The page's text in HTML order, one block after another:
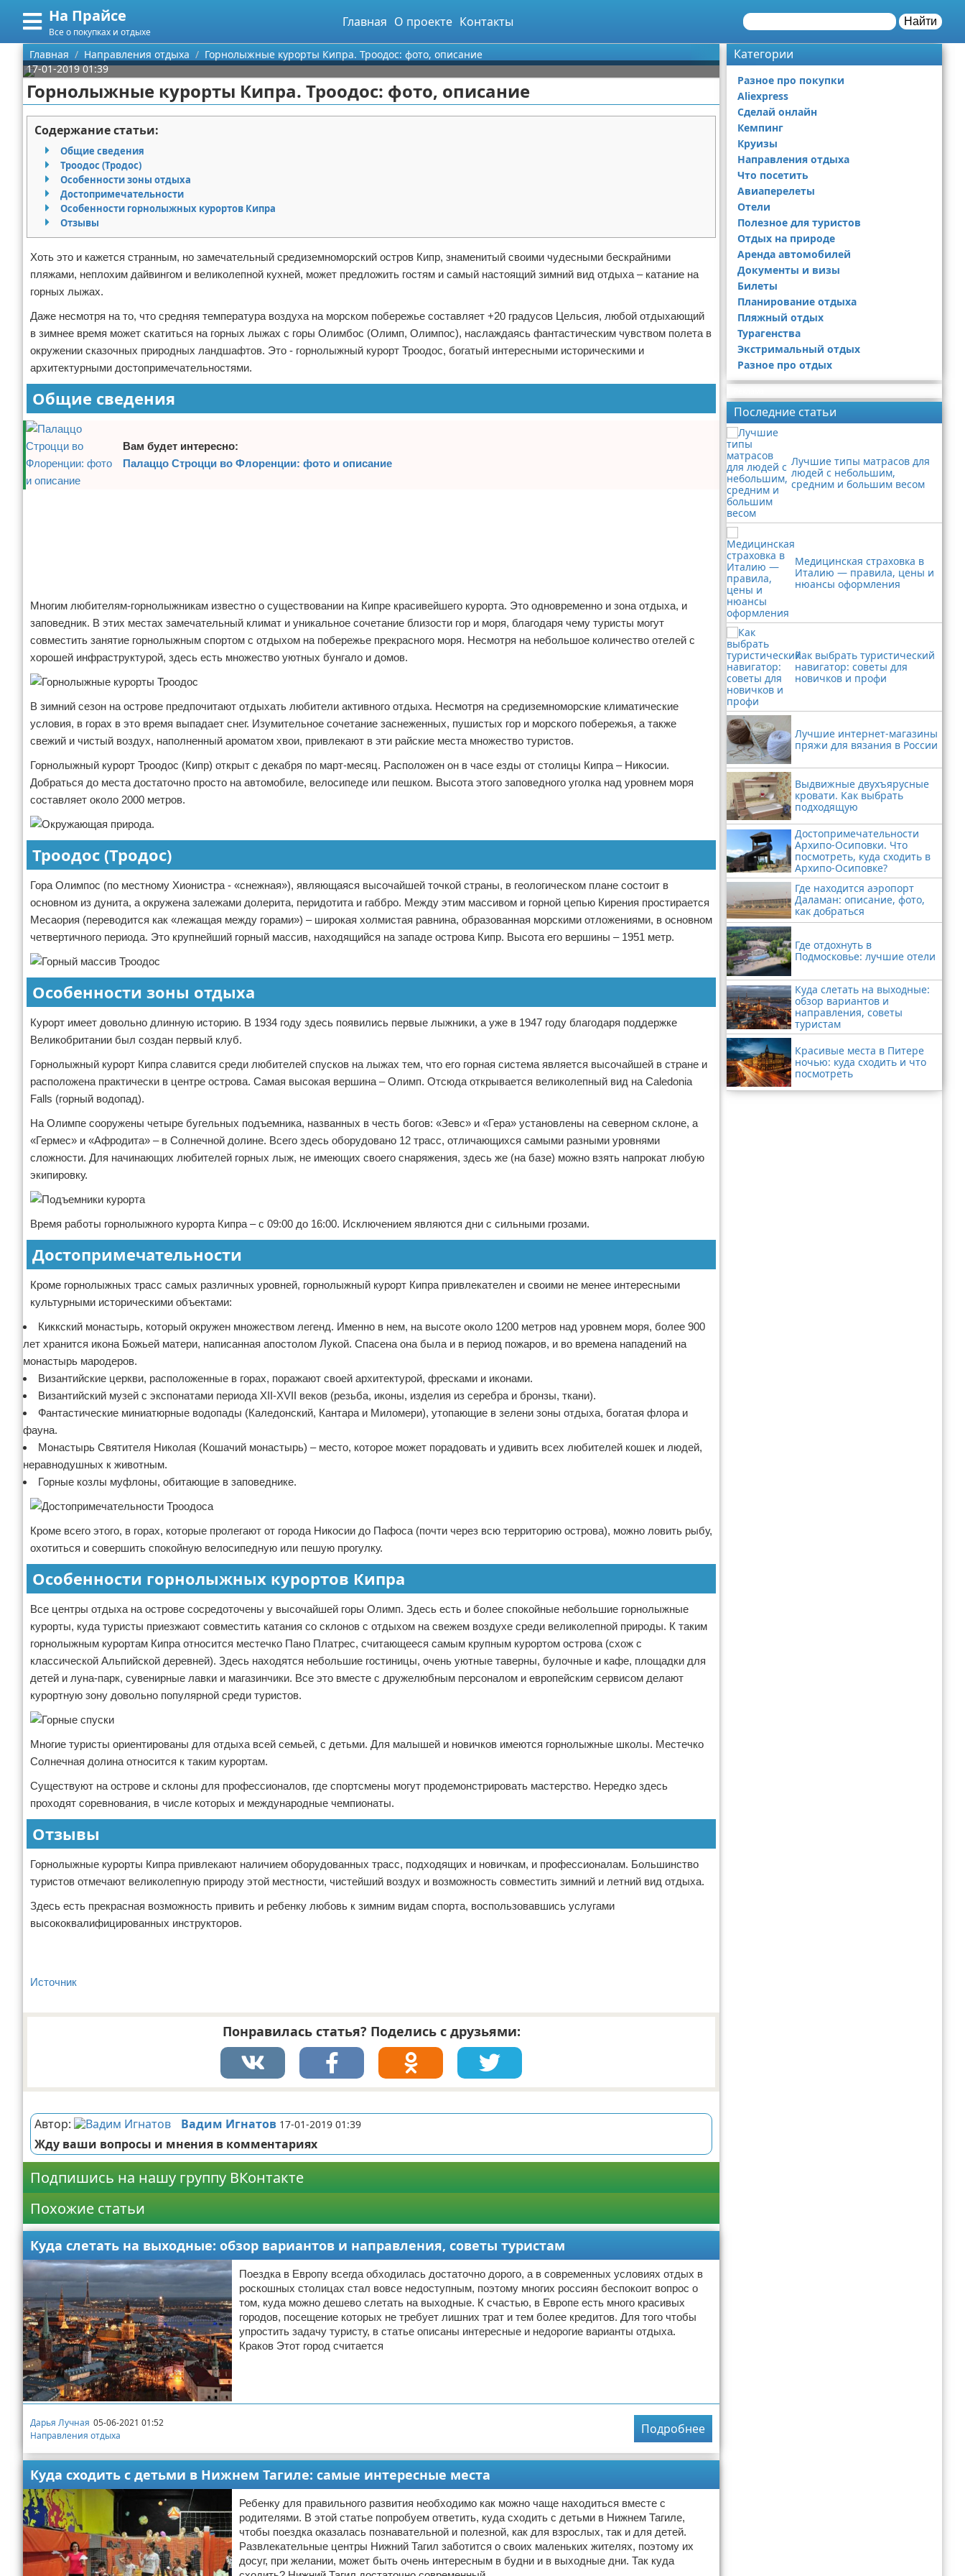
На Прайсе
Все о покупках и отдыхе
Главная О проекте Контакты Найти
Меню
Главная
Категории
Разное про покупки
Aliexpress
Сделай онлайн
Кемпинг
Направления отдыха
Что посетить
Авиаперелеты
Отели
Полезное для туристов
Отдых на природе
Аренда автомобилей
Пляжный отдых
Турагенства
Экстримальный отдых
Разное про отдых
Поиск
О проекте
Контакты
Сотрудничество
Для правообладателей
Условия предоставления информации
Отказ от ответственности
Главная Направления отдыха
Горнолыжные курорты Кипра. Троодос: фото, описание
17-01-2019 01:39
Горнолыжные курорты Кипра. Троодос: фото, описание
Содержание статьи:
Общие сведения
Троодос (Тродос)
Особенности зоны отдыха
Достопримечательности
Особенности горнолыжных курортов Кипра
Отзывы
Хоть это и кажется странным, но замечательный средиземноморский остров Кипр, знаменитый своими чудесными бескрайними
пляжами, неплохим дайвингом и великолепной кухней, может предложить гостям и самый настоящий зимний вид отдыха – катание на
горных лыжах.
Даже несмотря на то, что средняя температура воздуха на морском побережье составляет +20 градусов Цельсия, любой отдыхающий
в зимнее время может скатиться на горных лыжах с горы Олимбос (Олимп, Олимпос), наслаждаясь фантастическим чувством полета в
окружении сказочных природных ландшафтов. Это - горнолыжный курорт Троодос, богатый интересными историческими и
архитектурными достопримечательностями.
Общие сведения
Вам будет интересно:
Палаццо Строцци во Флоренции: фото и описание
Многим любителям-горнолыжникам известно о существовании на Кипре красивейшего курорта. Это одновременно и зона отдыха, и
заповедник. В этих местах замечательный климат и уникальное сочетание близости гор и моря, благодаря чему туристы могут
совместить занятие горнолыжным спортом с отдыхом на побережье прекрасного моря. Несмотря на небольшое количество отелей с
хорошей инфраструктурой, здесь есть множество уютных бунгало и домов.
В зимний сезон на острове предпочитают отдыхать любители активного отдыха. Несмотря на средиземноморские климатические
условия, в горах в это время выпадает снег. Изумительное сочетание заснеженных, пушистых гор и морского побережья, а также
свежий и чистый воздух, наполненный ароматом хвои, привлекают в эти райские места множество туристов.
Горнолыжный курорт Троодос (Кипр) открыт с декабря по март-месяц. Расположен он в часе езды от столицы Кипра – Никосии.
Добраться до места достаточно просто на автомобиле, велосипеде или пешком. Высота этого заповедного уголка над уровнем моря
составляет около 2000 метров.
Троодос (Тродос)
Гора Олимпос (по местному Хионистра - «снежная»), являющаяся высочайшей точкой страны, в геологическом плане состоит в
основном из дунита, а окружена залежами долерита, перидотита и габбро. Между этим массивом и горной цепью Кирения простирается
Месаория (переводится как «лежащая между горами») – широкая холмистая равнина, образованная морскими отложениями, в основном
четвертичного периода. Это крупнейший горный массив, находящийся на западе острова Кипр. Высота его вершины – 1951 метр.
Особенности зоны отдыха
Курорт имеет довольно длинную историю. В 1934 году здесь появились первые лыжники, а уже в 1947 году благодаря поддержке
Великобритании был создан первый клуб.
Горнолыжный курорт Кипра славится среди любителей спусков на лыжах тем, что его горная система является высочайшей в стране и
расположена практически в центре острова. Самая высокая вершина – Олимп. Отсюда открывается великолепный вид на Caledonia
Falls (горный водопад).
На Олимпе сооружены четыре бугельных подъемника, названных в честь богов: «Зевс» и «Гера» установлены на северном склоне, а
«Гермес» и «Афродита» – в Солнечной долине. Всего здесь оборудовано 12 трасс, отличающихся самыми разными уровнями
сложности. Для начинающих любителей горных лыж, не имеющих своего снаряжения, здесь же (на базе) можно взять напрокат любую
экипировку.
Время работы горнолыжного курорта Кипра – с 09:00 до 16:00. Исключением являются дни с сильными грозами.
Достопримечательности
Кроме горнолыжных трасс самых различных уровней, горнолыжный курорт Кипра привлекателен и своими не менее интересными
культурными историческими объектами:
Киккский монастырь, который окружен множеством легенд. Именно в нем, на высоте около 1200 метров над уровнем моря, более 900
лет хранится икона Божьей матери, написанная апостолом Лукой. Спасена она была и в период пожаров, и во времена нападений на
монастырь мародеров.
Византийские церкви, расположенные в горах, поражают своей архитектурой, фресками и иконами.
Византийский музей с экспонатами периода XII-XVII веков (резьба, иконы, изделия из серебра и бронзы, ткани).
Фантастические миниатюрные водопады (Каледонский, Кантара и Миломери), утопающие в зелени зоны отдыха, богатая флора и
фауна.
Монастырь Святителя Николая (Кошачий монастырь) – место, которое может порадовать и удивить всех любителей кошек и людей,
неравнодушных к животным.
Горные козлы муфлоны, обитающие в заповеднике.
Кроме всего этого, в горах, которые пролегают от города Никосии до Пафоса (почти через всю территорию острова), можно ловить рыбу,
охотиться и совершить спокойную велосипедную или пешую прогулку.
Особенности горнолыжных курортов Кипра
Все центры отдыха на острове сосредоточены у высочайшей горы Олимп. Здесь есть и более спокойные небольшие горнолыжные
курорты, куда туристы приезжают совместить катания со склонов с отдыхом на свежем воздухе среди великолепной природы. К таким
горнолыжным курортам Кипра относится местечко Пано Платрес, считающееся самым крупным курортом острова (схож с
классической Альпийской деревней). Здесь находятся небольшие гостиницы, очень уютные таверны, булочные и кафе, площадки для
детей и луна-парк, сувенирные лавки и магазинчики. Все это вместе с дружелюбным персоналом и европейским сервисом делают
курортную зону довольно популярной среди туристов.
Многие туристы ориентированы для отдыха всей семьей, с детьми. Для малышей и новичков имеются горнолыжные школы. Местечко
Солнечная долина относится к таким курортам.
Существуют на острове и склоны для профессионалов, где спортсмены могут продемонстрировать мастерство. Нередко здесь
проходят соревнования, в числе которых и международные чемпионаты.
Отзывы
Горнолыжные курорты Кипра привлекают наличием оборудованных трасс, подходящих и новичкам, и профессионалам. Большинство
туристов отмечают великолепную природу этой местности, чистейший воздух и возможность совместить зимний и летний вид отдыха.
Здесь есть прекрасная возможность привить и ребенку любовь к зимним видам спорта, воспользовавшись услугами
высококвалифицированных инструкторов.
Источник
Понравилась статья? Поделись с друзьями:
Автор: Вадим Игнатов 17-01-2019 01:39
Жду ваши вопросы и мнения в комментариях
Подпишись на нашу группу ВКонтакте
Похожие статьи
Куда слетать на выходные: обзор вариантов и направления, советы туристам
Поездка в Европу всегда обходилась достаточно дорого, а в современных условиях отдых в
роскошных столицах стал вовсе недоступным, поэтому многих россиян беспокоит вопрос о
том, куда можно дешево слетать на выходные. К счастью, в Европе есть много красивых
городов, посещение которых не требует лишних трат и тем более кредитов. Для того чтобы
упростить задачу туристу, в статье описаны интересные и недорогие варианты отдыха.
Краков Этот город считается
Дарья Лучная 05-06-2021 01:52
Направления отдыха
Подробнее
Куда сходить с детьми в Нижнем Тагиле: самые интересные места
Ребенку для правильного развития необходимо как можно чаще находиться вместе с
родителями. В этой статье попробуем ответить, куда сходить с детьми в Нижнем Тагиле,
чтобы поездка оказалась познавательной и полезной, как для взрослых, так и для детей.
Развлекательные центры Нижний Тагил заботится о своих маленьких жителях, поэтому их
досуг, при желании, может быть очень интересным в будни и в выходные дни. Так куда
Категории
Разное про покупки
Aliexpress
Сделай онлайн
Кемпинг
Круизы
Направления отдыха
Что посетить
Авиаперелеты
Отели
Полезное для туристов
Отдых на природе
Аренда автомобилей
Документы и визы
Билеты
Планирование отдыха
Пляжный отдых
Турагенства
Экстримальный отдых
Разное про отдых
Последние статьи
Лучшие типы матрасов для
людей с небольшим,
средним и большим весом
Медицинская страховка в
Италию — правила, цены и
нюансы оформления
Как выбрать туристический
навигатор: советы для
новичков и профи
Лучшие интернет-магазины
пряжи для вязания в России
Выдвижные двухъярусные
кровати. Как выбрать
подходящую
Достопримечательности
Архипо-Осиповки. Что
посмотреть, куда сходить в
Архипо-Осиповке?
Где находится аэропорт
Даламан: описание, фото,
как добраться
Где отдохнуть в
Подмосковье: лучшие отели
Куда слетать на выходные:
обзор вариантов и
направления, советы
туристам
Красивые места в Питере
ночью: куда сходить и что
посмотреть